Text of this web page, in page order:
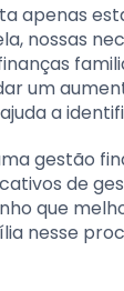
apenas
nossas
um
a
gestão
de
que
nesse